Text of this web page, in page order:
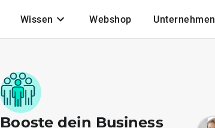
Wissen Webshop Unternehmen
Booste dein Business